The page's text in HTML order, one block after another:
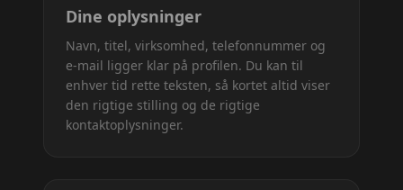
Dine oplysninger
Navn, titel, virksomhed, telefonnummer og
e-mail ligger klar på profilen. Du kan til
enhver tid rette teksten, så kortet altid viser
den rigtige stilling og de rigtige
kontaktoplysninger.